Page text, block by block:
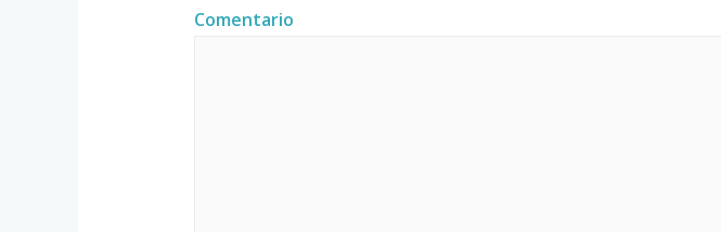
Comentario